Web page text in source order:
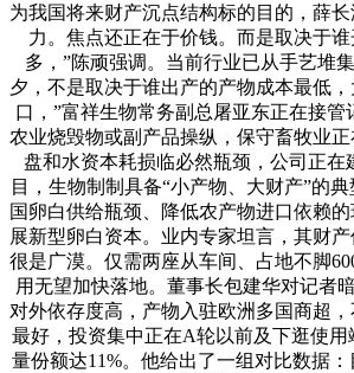
为我国将来财产沉点结构标的目的，薛
力。焦点还正在于价钱。而是取决于
多，”陈顽强调。当前行业已从手艺堆
夕，不是取决于谁出产的产物成本最低
口，”富祥生物常务副总屠亚东正在接管
农业烧毁物或副产品操纵，保守畜牧业
盘和水资本耗损临必然瓶颈，公司正在
目，生物制制具备“小产物、大财产”的
国卵白供给瓶颈、降低农产物进口依赖
展新型卵白资本。业内专家坦言，其财
很是广漠。仅需两座从车间、占地不脚
用无望加快落地。董事长包建华对记者
对外依存度高，产物入驻欧洲多国商超
最好，投资集中正在A轮以前及下逛使用
量份额达11%。他给出了一组对比数据